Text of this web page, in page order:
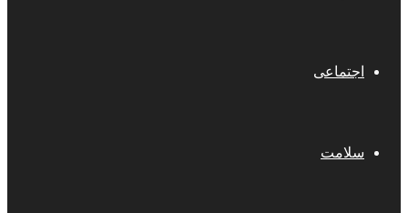
اجتماعی
سلامت